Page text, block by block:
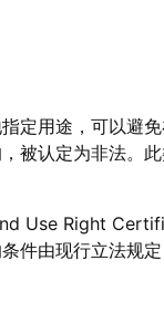
定用途，可以避
被认定为非法。
Use Right
件由现行立法规